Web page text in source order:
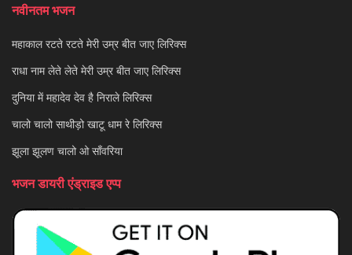
नवीनतम भजन
महाकाल रटते रटते मेरी उम्र बीत जाए लिरिक्स
राधा नाम लेते लेते मेरी उम्र बीत जाए लिरिक्स
दुनिया में महादेव देव है निराले लिरिक्स
चालो चालो साथीड़ो खाटू धाम रे लिरिक्स
झूला झूलण चालो ओ साँवरिया
भजन डायरी एंड्राइड एप्प